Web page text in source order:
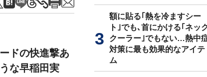
ドの快進撃あ
な早稲田実
額に貼る｢熱を冷ますシー
ト｣でも､首にかける｢ネッ
クーラー｣でもない…熱中
対策に最も効果的なアイテ
ム